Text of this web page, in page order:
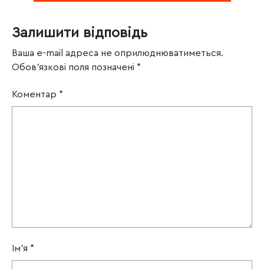
Залишити відповідь
Ваша e-mail адреса не оприлюднюватиметься.
Обов’язкові поля позначені *
Коментар *
Ім'я *